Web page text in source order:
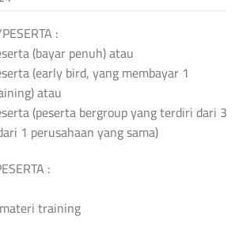
:
(bayar penuh) atau
(early bird, yang membayar 1
atau
(peserta bergroup yang terdiri dari 3
1 perusahaan yang sama)
:
training